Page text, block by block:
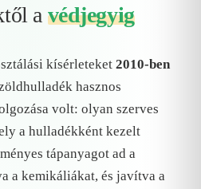
a védjegyig
kísérleteket 2010-ben
hasznos
volt: olyan szerves
a hulladékként kezelt
tápanyagot ad a
a kemikáliákat, és javítva a